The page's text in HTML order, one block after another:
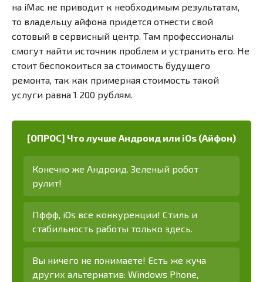
на iMac не приводит к необходимым результатам,
то владельцу айфона придется отнести свой
сотовый в сервисный центр. Там профессионалы
смогут найти источник проблем и устранить его. Не
стоит беспокоиться за стоимость будущего
ремонта, так как примерная стоимость такой
услуги равна 1 200 рублям.
[ОПРОС] Что лучше Андроид или iOs (Айфон)
Конечно же Андроид. Зеленый робот
рулит!
Пффф, iOs все конкуренции! Стиль и
стабильность работы только здесь.
Вы ничего не понимаете! Есть же куча
других альтернатив: Windows Phone,